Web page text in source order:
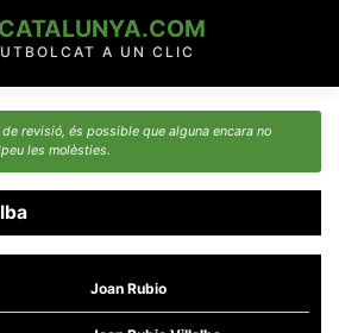
A UN CLIC
revisió, és possible que alguna encara no
les molèsties.
Joan Rubio